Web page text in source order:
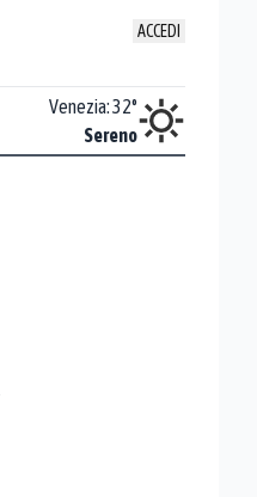
ACCEDI
Venezia:32°
Sereno